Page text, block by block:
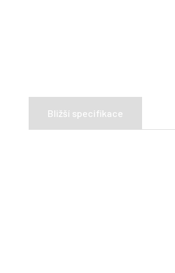
Bližší specifikace